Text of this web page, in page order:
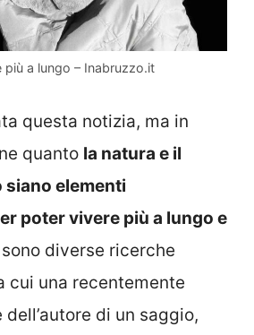
più a lungo – Inabruzzo.it
questa notizia, ma in
quanto la natura e il
siano elementi
poter vivere più a lungo e
diverse ricerche
cui una recentemente
di un saggio,